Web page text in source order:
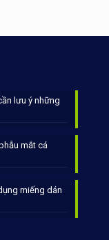
lưu ý những
mắt cá
miếng dán